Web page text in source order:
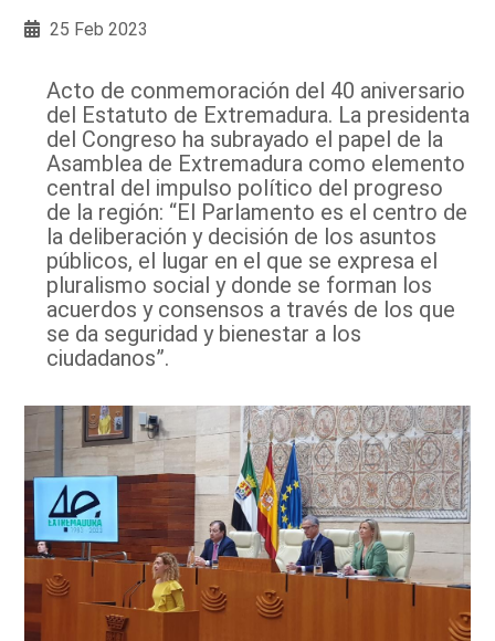
25 Feb 2023
Acto de conmemoración del 40 aniversario
del Estatuto de Extremadura. La presidenta
del Congreso ha subrayado el papel de la
Asamblea de Extremadura como elemento
central del impulso político del progreso
de la región: “El Parlamento es el centro de
la deliberación y decisión de los asuntos
públicos, el lugar en el que se expresa el
pluralismo social y donde se forman los
acuerdos y consensos a través de los que
se da seguridad y bienestar a los
ciudadanos”.